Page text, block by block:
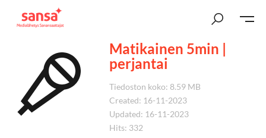
Matikainen 5min |
perjantai
Tiedoston koko: 8.59 MB
Created: 16-11-2023
Updated: 16-11-2023
Hits: 332